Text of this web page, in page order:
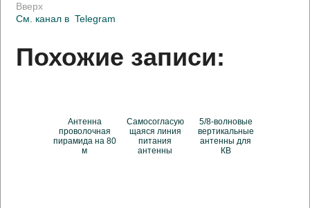
Вверх
См. канал в Telegram
Похожие записи:
Антенна
проволочная
пирамида на 80
м
Самосогласую
щаяся линия
питания
антенны
5/8-волновые
вертикальные
антенны для
КВ